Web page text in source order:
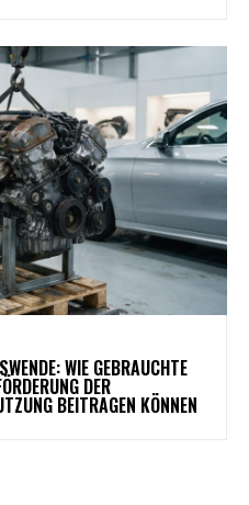
WIE GEBRAUCHTE
DER
BEITRAGEN KÖNNEN